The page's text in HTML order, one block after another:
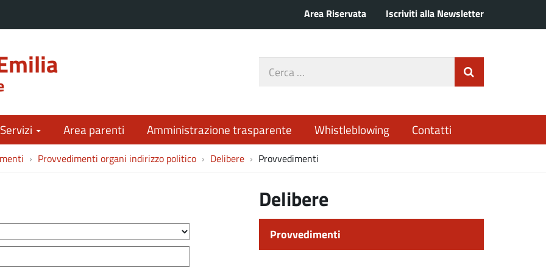
Area Riservata Iscriviti alla Newsletter
Cerca
Area parenti Amministrazione trasparente Whistleblowing Contatti
Provvedimenti organi indirizzo politico Delibere Provvedimenti
Delibere
Provvedimenti